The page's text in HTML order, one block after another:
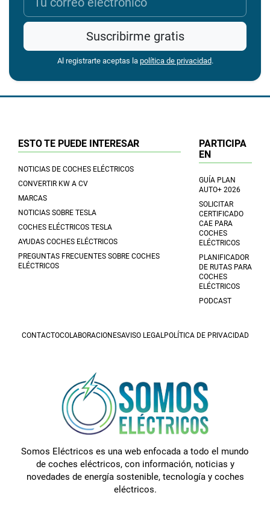
Suscribirme gratis
Al registrarte aceptas la política de privacidad.
ESTO TE PUEDE INTERESAR
NOTICIAS DE COCHES ELÉCTRICOS
CONVERTIR KW A CV
MARCAS
NOTICIAS SOBRE TESLA
COCHES ELÉCTRICOS TESLA
AYUDAS COCHES ELÉCTRICOS
PREGUNTAS FRECUENTES SOBRE COCHES
ELÉCTRICOS
PARTICIPA
EN
GUÍA PLAN
AUTO+ 2026
SOLICITAR
CERTIFICADO
CAE PARA
COCHES
ELÉCTRICOS
PLANIFICADOR
DE RUTAS PARA
COCHES
ELÉCTRICOS
PODCAST
CONTACTOCOLABORACIONESAVISO LEGALPOLÍTICA DE PRIVACIDAD
Somos Eléctricos es una web enfocada a todo el mundo
de coches eléctricos, con información, noticias y
novedades de energía sostenible, tecnología y coches
eléctricos.